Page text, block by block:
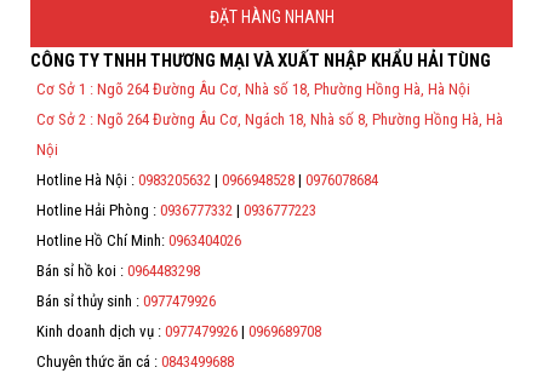
ĐẶT HÀNG NHANH
Thông Tin Đặt Hàng
Theo Nghị định 123/2020/NĐ-CP và nghị định 70/2025/NĐ-CP về việc
thực hiện lập Hóa Đơn Điện Tử bán hàng và cung cấp dịch vụ cho
người mua bắt buộc phải thế hiện đầy đủ thông tin: họ tên, địa chỉ, mã
CÔNG TY TNHH THƯƠNG MẠI VÀ XUẤT NHẬP KHẨU HẢI TÙNG
Cơ Sở 1 : Ngõ 264 Đường Âu Cơ, Nhà số 18, Phường Hồng Hà, Hà Nội
Cơ Sở 2 : Ngõ 264 Đường Âu Cơ, Ngách 18, Nhà số 8, Phường Hồng Hà, Hà
Nội
Hotline Hà Nội : 0983205632| 0966948528| 0976078684
Hotline Hải Phòng : 0936777332| 0936777223
Hotline Hồ Chí Minh: 0963404026
Bán sỉ hồ koi : 0964483298
Bán sỉ thủy sinh : 0977479926
Kinh doanh dịch vụ : 0977479926| 0969689708
Chuyên thức ăn cá : 0843499688
Dự Án
Cá Koi
Kiến thức
Tin tức
Bán Buôn